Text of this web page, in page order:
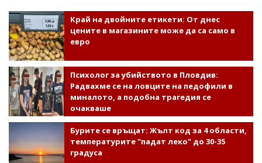
Край на двойните етикети: От днес
цените в магазините може да са само в
евро
Психолог за убийството в Пловдив:
Радвахме се на ловците на педофили в
миналото, а подобна трагедия се
очакваше
Бурите се връщат: Жълт код за 4 области,
температурите "падат леко" до 30-35
градуса